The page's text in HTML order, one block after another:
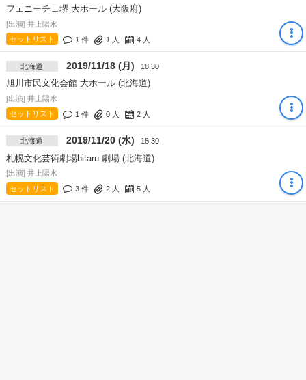
フェニーチェ堺 大ホール (大阪府)
[出演] 井上陽水
セットリスト
1 件 1 人 4人
北海道 2019/11/18 (月) 18:30
旭川市民文化会館 大ホール (北海道)
[出演] 井上陽水
セットリスト
1 件 0人 2人
北海道 2019/11/20 (水) 18:30
札幌文化芸術劇場hitaru 劇場 (北海道)
[出演] 井上陽水
セットリスト
3 件 2人 5人